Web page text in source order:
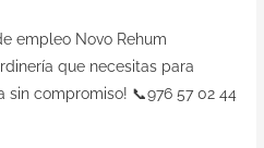
empleo Novo Rehum
que necesitas para
sin compromiso! 📞976 57 02 44